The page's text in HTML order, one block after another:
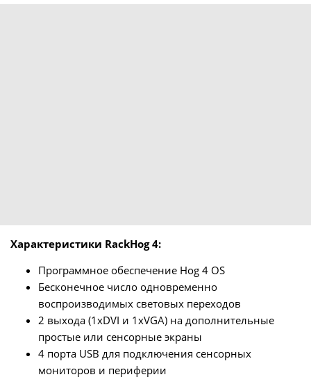
Характеристики RackHog 4:
Программное обеспечение Hog 4 OS
Бесконечное число одновременно
воспроизводимых световых переходов
2 выхода (1xDVI и 1xVGA) на дополнительные
простые или сенсорные экраны
4 порта USB для подключения сенсорных
мониторов и периферии